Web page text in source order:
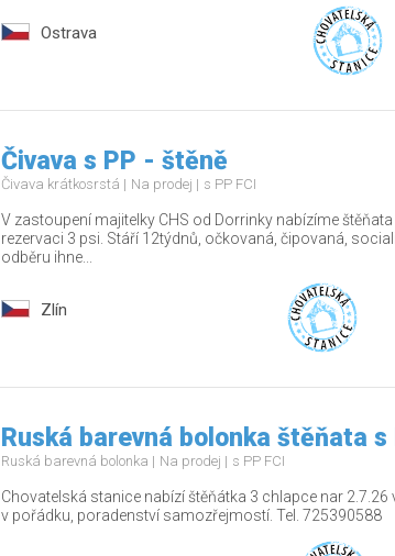
Ostrava
Čivava s PP - štěně
Čivava krátkosrstá Na prodej s PP FCI
V zastoupení majitelky CHS od Dorrinky nabízíme štěňata
rezervaci 3 psi. Stáří 12týdnů, očkovaná, čipovaná,
odběru ihne...
Zlín
Ruská barevná bolonka štěňata s
Ruská barevná bolonka Na prodej s PP FCI
Chovatelská stanice nabízí štěňátka 3 chlapce nar 2.7.26
v pořádku, poradenství samozřejmostí. Tel. 725390588